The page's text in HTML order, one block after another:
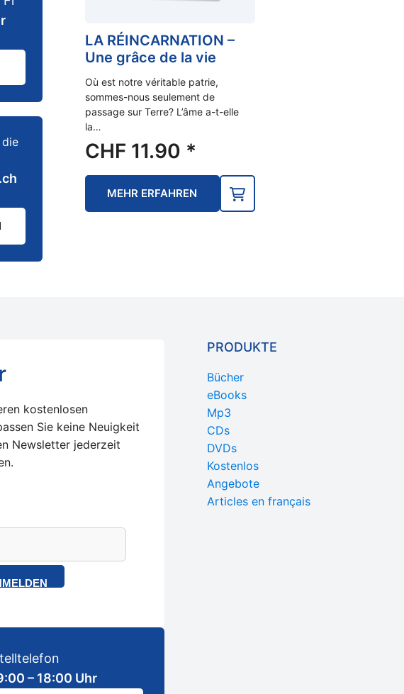
LA RÉINCARNATION –
Une grâce de la vie
Où est notre véritable patrie,
sommes-nous seulement de
passage sur Terre? L’âme a-t-elle
la…
CHF 11.90 *
MEHR ERFAHREN
kostenlosen
Sie keine Neuigkeit
Newsletter jederzeit
– 18:00 Uhr
PRODUKTE
Bücher
eBooks
Mp3
CDs
DVDs
Kostenlos
Angebote
Articles en français